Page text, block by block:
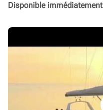
Disponible immédiatement